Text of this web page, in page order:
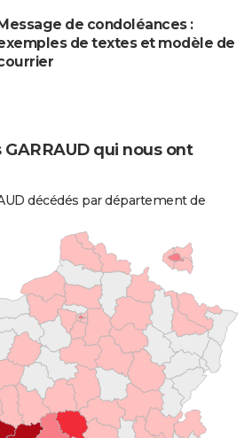
de condoléances :
de textes et modèle de
qui nous ont
décédés par département de